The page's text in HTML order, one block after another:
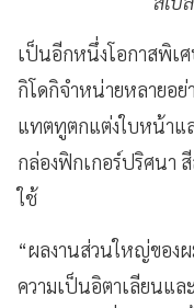
เป็นอีกหนึ่งโอกาสพิเ
กิโดกิจำหน่ายหลายอย่
แทตทูตกแต่งใบหน้าแล
กล่องฟิกเกอร์ปริศนา
ใช้
“ผลงานส่วนใหญ่ของ
ความเป็นอิตาเลียนแล